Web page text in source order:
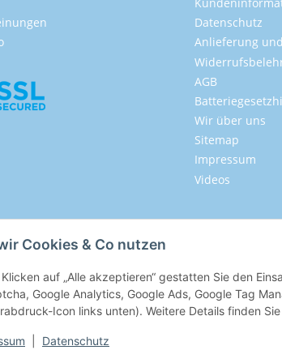
Cookies & Co nutzen
auf „Alle akzeptieren“ gestatten Sie den
Google Analytics, Google Ads, Google Tag
Icon links unten). Weitere Details finden
Datenschutz
Datenschutz
Anlieferung
AGB
Wir über uns
Sitemap
Impressum
Videos